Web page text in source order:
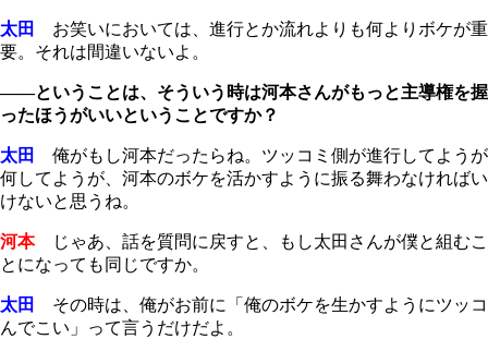
太田
お笑いにおいては、進行とか流れよりも何よりボケが重
要。それは間違いないよ。
――ということは、そういう時は河本さんがもっと主導権を握
ったほうがいいということですか？
太田
俺がもし河本だったらね。ツッコミ側が進行してようが
何してようが、河本のボケを活かすように振る舞わなければい
けないと思うね。
河本じゃあ、話を質問に戻すと、もし太田さんが僕と組むこ
とになっても同じですか。
太田
その時は、俺がお前に「俺のボケを生かすようにツッコ
んでこい」って言うだけだよ。